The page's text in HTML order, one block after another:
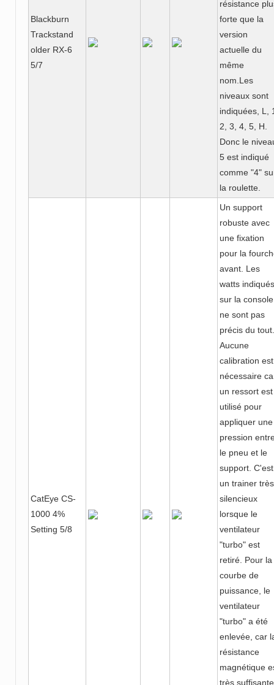
Blackburn
Trackstand
older RX-6
5/7
résistance
forte que la
version
actuelle du
même
nom.Les
niveaux sont
indiquées, L,
2, 3, 4, 5, H.
Donc le
5 est indiqué
comme "4"
la roulette.
CatEye CS-
1000 4%
Setting 5/8
Un support
robuste avec
une fixation
pour la
avant. Les
watts indiqués
sur la console
ne sont pas
précis du tout.
Aucune
calibration est
nécessaire
un ressort est
utilisé pour
appliquer une
pression
le pneu et le
support. C'est
un trainer très
silencieux
lorsque le
ventilateur
"turbo" est
retiré. Pour la
courbe de
puissance, le
ventilateur
"turbo" a été
enlevée, car
résistance
magnétique
très